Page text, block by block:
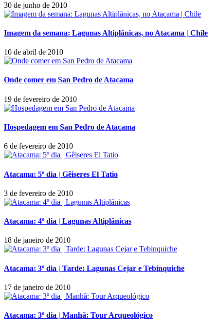
30 de junho de 2010
Imagem da semana: Lagunas Altiplânicas, no Atacama | Chile
10 de abril de 2010
Onde comer em San Pedro de Atacama
19 de fevereiro de 2010
Hospedagem em San Pedro de Atacama
6 de fevereiro de 2010
Atacama: 5º dia | Gêiseres El Tatio
3 de fevereiro de 2010
Atacama: 4º dia | Lagunas Altiplânicas
18 de janeiro de 2010
Atacama: 3º dia | Tarde: Lagunas Cejar e Tebinquiche
17 de janeiro de 2010
Atacama: 3º dia | Manhã: Tour Arqueológico